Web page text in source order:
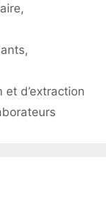
,
,
d’extraction